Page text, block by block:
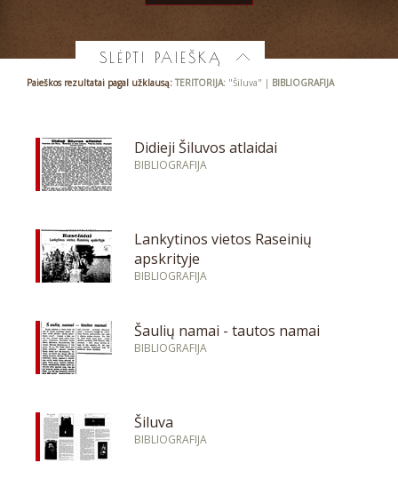
SLĖPTI PAIEŠKĄ
Paieškos rezultatai pagal užklausą: TERITORIJA: "Šiluva" | BIBLIOGRAFIJA
Didieji Šiluvos atlaidai
BIBLIOGRAFIJA
Lankytinos vietos Raseinių
apskrityje
BIBLIOGRAFIJA
Šaulių namai - tautos namai
BIBLIOGRAFIJA
Šiluva
BIBLIOGRAFIJA